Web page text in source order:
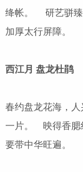
绛帐。 研艺骈臻
加厚太行屏障。
西江月 盘龙杜鹃
春约盘龙花海，
一片。 映得香腮
要带中华旺遍。